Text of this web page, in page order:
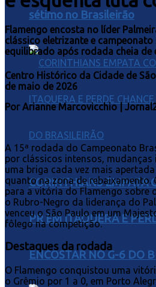
sétimo no Brasileirão
CORINTHIANS EMPATA
PR EM ITAQUERA E
ENCOSTAR NO G-6 DO
Flamengo encosta no líder
clássico eletrizante e
equilibrado após rodada cheia de
Centro Histórico da Cidade de
de maio de 2026
Por Arianne Marcovicchio |
A 15ª rodada do Campeonato
por clássicos intensos,
uma briga cada vez mais
quanto na zona de rebaixamento.
para a vitória do Flamengo sobre
o Rubro-Negro da liderança do
venceu o São Paulo em um
fôlego na competição.
Destaques da rodada
O Flamengo conquistou uma
o Grêmio por 1 a 0, em Porto